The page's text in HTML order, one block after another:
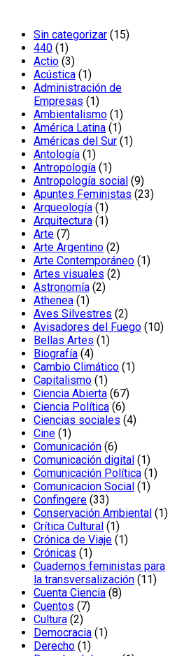
Sin categorizar 1515
440 11
producto
Actio 33
productos
Acústica 11
producto
Administración de
Empresas 11
producto
Ambientalismo 11
producto
América Latina 11
producto
Américas del Sur 11
Antología 11
producto
Antropología 11
producto
Antropología social 99
productos
Apuntes Feministas 2323
Arqueología 11
producto
Arquitectura 11
Arte 77
productos
Arte Argentino 22
productos
Arte Contemporáneo 11
Artes visuales 22
Astronomía 22
Athenea 11
producto
Aves Silvestres 22
productos
Avisadores del Fuego 1010
Bellas Artes 11
Biografía 44
productos
Cambio Climático 11
Capitalismo 11
producto
Ciencia Abierta 6767
Ciencia Política 66
productos
Ciencias sociales 44
Cine 11
producto
Comunicación 66
productos
Comunicación digital 11
producto
Comunicación Política 11
Comunicacion Social 11
Confingere 3333
productos
Conservación Ambiental 11
Crítica Cultural 11
producto
Crónica de Viaje 11
Crónicas 11
producto
Cuadernos feministas para
la transversalización 1111
Cuenta Ciencia 88
Cuentos 77
Cultura 22
productos
Democracia 11
Derecho 11